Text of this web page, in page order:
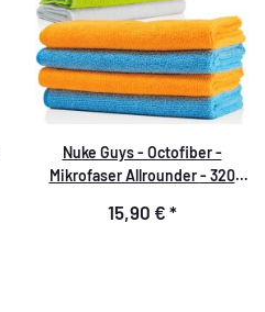
Nuke Guys - Octofiber -
Mikrofaser Allrounder - 320
Pack
15,90 € *